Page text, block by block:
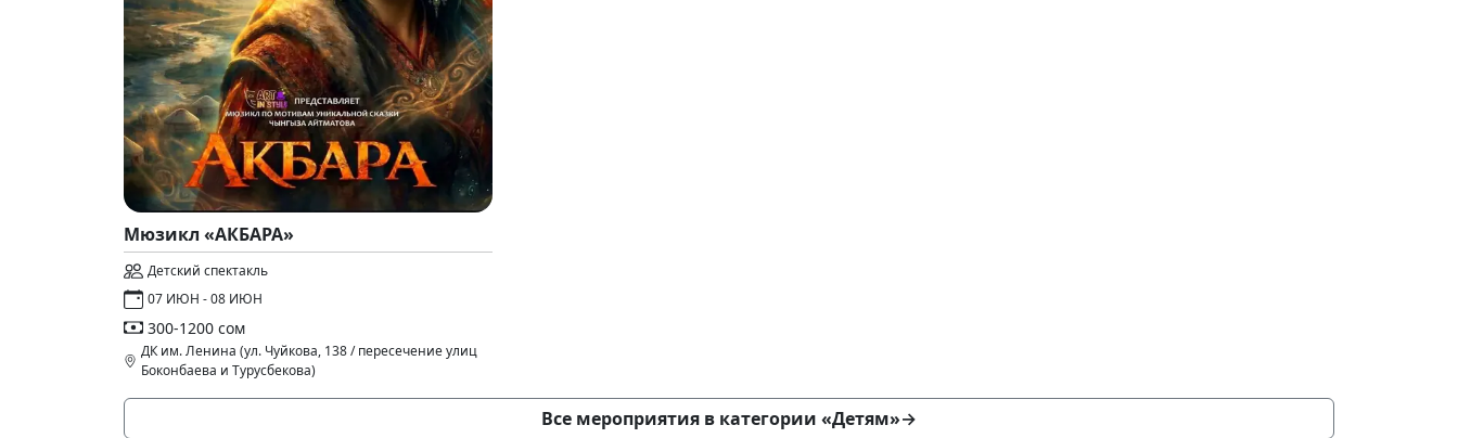
Мюзикл «АКБАРА»
Детский спектакль
07 ИЮН - 08 ИЮН
300-1200 сом
ДК им. Ленина (ул. Чуйкова, 138 / пересечение улиц
Боконбаева и Турусбекова)
Все мероприятия в категории «Детям»→